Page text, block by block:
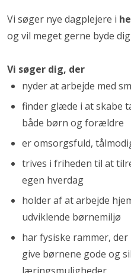
Vi søger nye dagplejere i
og vil meget gerne byde
Vi søger dig, der
nyder at arbejde med
finder glæde i at skabe
både børn og forældre
er omsorgsfuld,
trives i friheden til at
egen hverdag
holder af at arbejde
udviklende børnemiljø
har fysiske rammer,
give børnene gode og